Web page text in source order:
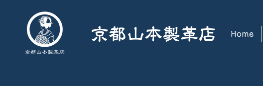
京都山本製革店 Home